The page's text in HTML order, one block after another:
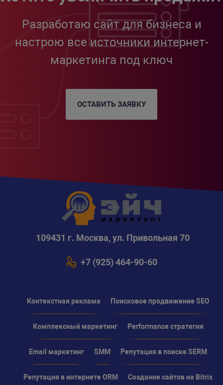
Разработаю сайт для бизнеса и
настрою все источники интернет-
маркетинга под ключ
ОСТАВИТЬ ЗАЯВКУ
109431 г. Москва, ул. Привольная 70
+7 (925) 464-90-60
Контекстная реклама Поисковое продвижение SEO
Комплексный маркетинг Performance стратегия
Email маркетинг SMM Репутация в поиске SERM
Репутация в интернете ORM Создание сайтов на Bitrix